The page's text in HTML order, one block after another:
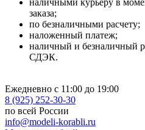
заказа;
по безналичными расчету;
наложенный платеж;
наличный и безналичный
СДЭК.
Ежедневно с 11:00 до 19:00
8 (925) 252-30-30
по всей России
info@modeli-korabli.ru